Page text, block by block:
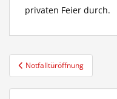
privaten Feier durch.
Notfalltüröffnung